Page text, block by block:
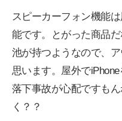
スピーカーフォン機能
能です。とがった商品
池が持つようなので、
思います。屋外で
落下事故が心配ですも
く？？